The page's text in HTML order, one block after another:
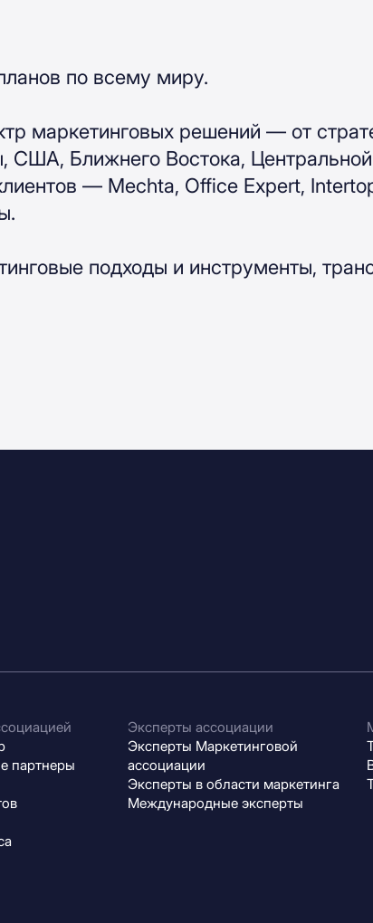
по всему миру.
маркетинговых решений — от
США, Ближнего Востока,
— Mechta, Office Expert,
подходы и инструменты,
партнеры
Эксперты ассоциации
Эксперты Маркетинговой
ассоциации
Эксперты в области маркетинга
Международные эксперты